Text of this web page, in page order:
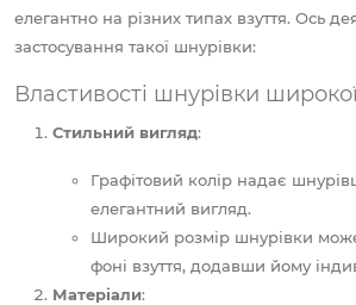
елегантно на різних типах взуття. Ось
застосування такої шнурівки:
Властивості шнурівки
Стильний вигляд:
Графітовий колір надає
елегантний вигляд.
Широкий розмір шнурівки
фоні взуття, додавши йому
Матеріали: